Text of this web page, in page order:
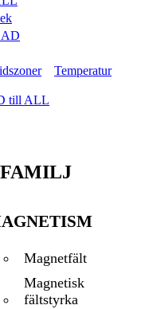
Temperatur
till ALL
Magnetfält
Magnetisk
fältstyrka